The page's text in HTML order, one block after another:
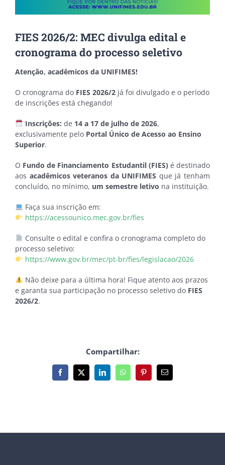
FIES 2026/2: MEC divulga edital e
cronograma do processo seletivo
Atenção, acadêmicos da UNIFIMES!
O cronograma do FIES 2026/2 já foi divulgado e o período
de inscrições está chegando!
Inscrições: de 14 a 17 de julho de 2026,
exclusivamente pelo Portal Único de Acesso ao Ensino
Superior.
O Fundo de Financiamento Estudantil (FIES)é destinado
aos acadêmicos veteranos da UNIFIMES que já tenham
concluído, no mínimo, um semestre letivo na instituição.
Faça sua inscrição em:
https://acessounico.mec.gov.br/fies
Consulte o edital e confira o cronograma completo do
processo seletivo:
https://www.gov.br/mec/pt-br/fies/legislacao/2026
Não deixe para a última hora! Fique atento aos prazos
e garanta sua participação no processo seletivo do FIES
2026/2.
Compartilhar:
Facebook
X LinkedInWhatsAppPinterest
E-
mail